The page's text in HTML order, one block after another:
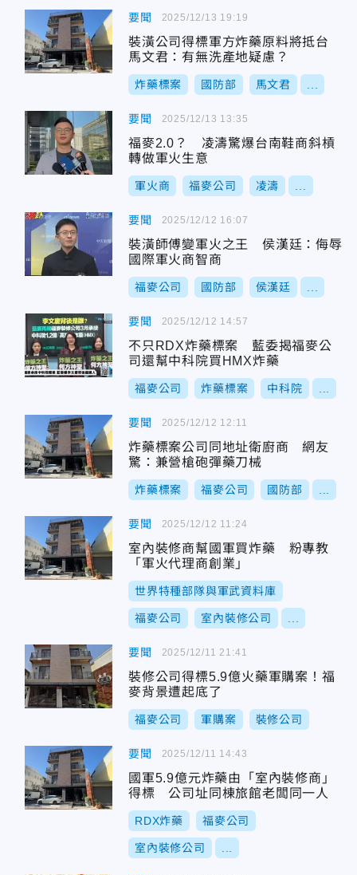
要聞
裝潢公司得標軍方炸藥原料將抵台
馬文君：有無洗產地疑慮？
炸藥標案 國防部 馬文君
2025/12/13 19:19
要聞
福麥2.0？ 凌濤驚爆台南鞋商斜槓
轉做軍火生意
軍火商 福麥公司 凌濤
2025/12/13 13:35
要聞
裝潢師傅變軍火之王 侯漢廷：侮辱
國際軍火商智商
福麥公司 國防部 侯漢廷
2025/12/12 16:07
要聞
不只RDX炸藥標案 藍委揭福麥公
司還幫中科院買HMX炸藥
福麥公司 炸藥標案 中科院
2025/12/12 14:57
要聞
炸藥標案公司同地址衛廚商 網友
驚：兼營槍砲彈藥刀械
炸藥標案 福麥公司 國防部
2025/12/12 12:11
要聞
室內裝修商幫國軍買炸藥 粉專教
「軍火代理商創業」
世界特種部隊與軍武資料庫
福麥公司 室內裝修公司
2025/12/12 11:24
要聞
裝修公司得標5.9億火藥軍購案！福
麥背景遭起底了
福麥公司 軍購案 裝修公司
2025/12/11 21:41
要聞
國軍5.9億元炸藥由「室內裝修商」
得標 公司址同棟旅館老闆同一人
RDX炸藥 福麥公司
室內裝修公司
2025/12/11 14:43